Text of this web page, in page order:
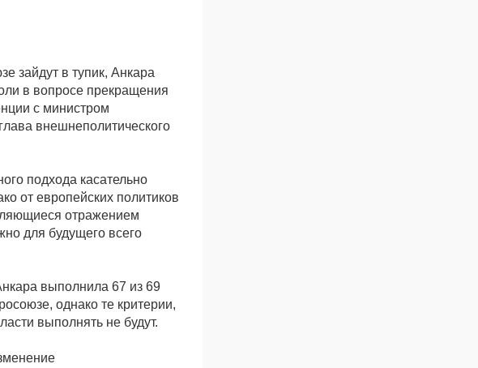
зайдут в тупик, Анкара
в вопросе прекращения
с министром
внешнеполитического
подхода касательно
от европейских политиков
отражением
для будущего всего
выполнила 67 из 69
однако те критерии,
выполнять не будут.